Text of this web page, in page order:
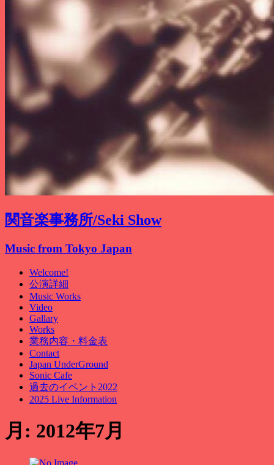
関音楽事務所/Seki Show
Music from Tokyo Japan
Welcome!
公演詳細
Music Works
Video
Gallary
Works
業務内容・料金表
Contact
Japan UnderGround
Sonic Cafe
過去のイベント2022
2025 Live Information
月: 2012年7月